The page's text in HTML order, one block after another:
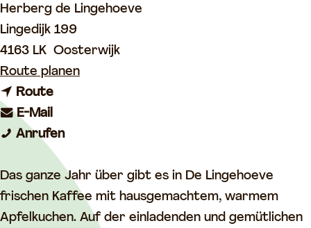
e
p
a
g
e
Das ganze Jahr über gibt es in De Lingehoeve
frischen Kaffee mit hausgemachtem, warmem
Apfelkuchen. Auf der einladenden und gemütlichen
Herberg de Lingehoeve
Lingedijk 199
4163 LK Oosterwijk
Route planenb
L
i
n
Routeb
s
D
e
L
i
E-Mail
i
s
D
e
L
AnrufenD
L
i
n